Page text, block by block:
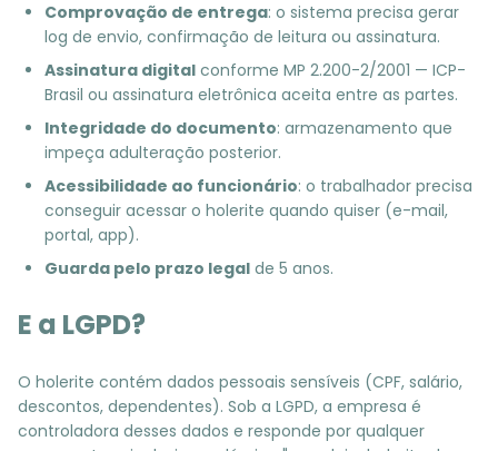
Comprovação de entrega: o sistema precisa gerar
log de envio, confirmação de leitura ou assinatura.
Assinatura digital conforme MP 2.200-2/2001 — ICP-
Brasil ou assinatura eletrônica aceita entre as partes.
Integridade do documento: armazenamento que
impeça adulteração posterior.
Acessibilidade ao funcionário: o trabalhador precisa
conseguir acessar o holerite quando quiser (e-mail,
portal, app).
Guarda pelo prazo legal de 5 anos.
E a LGPD?
O holerite contém dados pessoais sensíveis (CPF, salário,
descontos, dependentes). Sob a LGPD, a empresa é
controladora desses dados e responde por qualquer